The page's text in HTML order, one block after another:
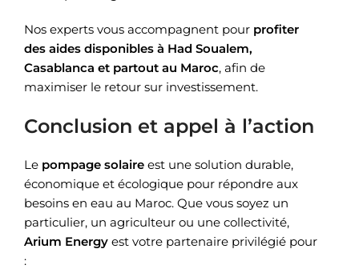
Nos experts vous accompagnent pour profiter
des aides disponibles à Had Soualem,
Casablanca et partout au Maroc, afin de
maximiser le retour sur investissement.
Conclusion et appel à l’action
Le pompage solaire est une solution durable,
économique et écologique pour répondre aux
besoins en eau au Maroc. Que vous soyez un
particulier, un agriculteur ou une collectivité,
Arium Energy est votre partenaire privilégié pour
: